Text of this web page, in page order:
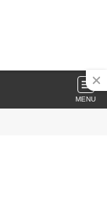
MENU